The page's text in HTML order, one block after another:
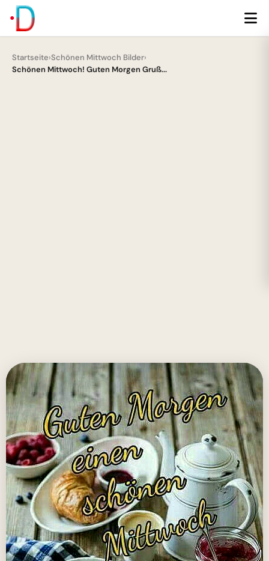
Startseite›Schönen Mittwoch Bilder›
Schönen Mittwoch! Guten Morgen Gruß...